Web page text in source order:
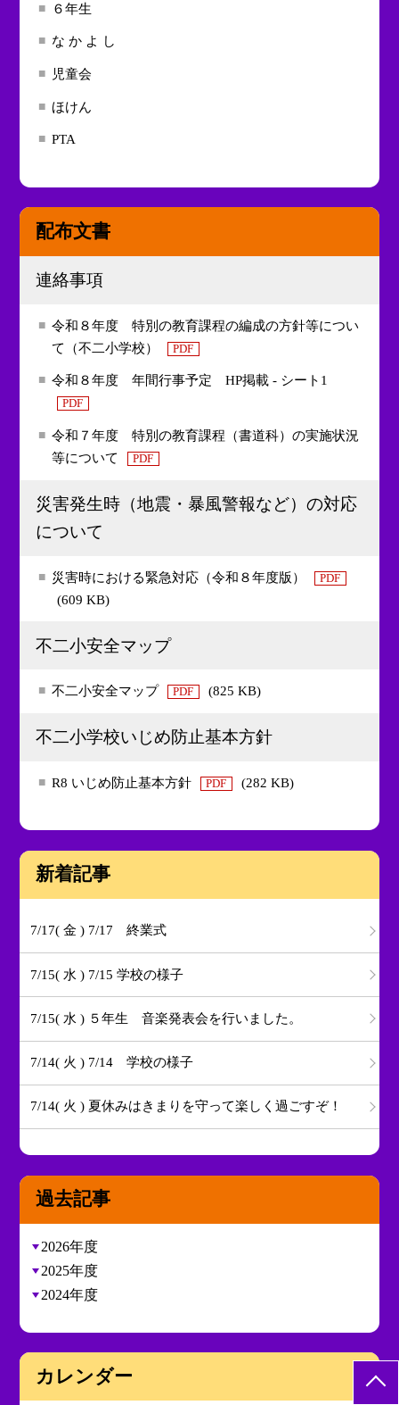
６年生
な か よ し
児童会
ほけん
PTA
配布文書
連絡事項
令和８年度 特別の教育課程の編成の方針等につい
て（不二小学校）
PDF
令和８年度 年間行事予定 HP掲載 - シート1
PDF
令和７年度 特別の教育課程（書道科）の実施状況
等について
PDF
災害発生時（地震・暴風警報など）の対応
について
災害時における緊急対応（令和８年度版） PDF
(609 KB)
不二小安全マップ
不二小安全マップ PDF (825 KB)
不二小学校いじめ防止基本方針
R8 いじめ防止基本方針 PDF (282 KB)
新着記事
7/17( 金 ) 7/17 終業式
7/15( 水 ) 7/15 学校の様子
7/15( 水 ) ５年生 音楽発表会を行いました。
7/14( 火 ) 7/14 学校の様子
7/14( 火 ) 夏休みはきまりを守って楽しく過ごすぞ！
過去記事
2026年度
2025年度
2024年度
カレンダー